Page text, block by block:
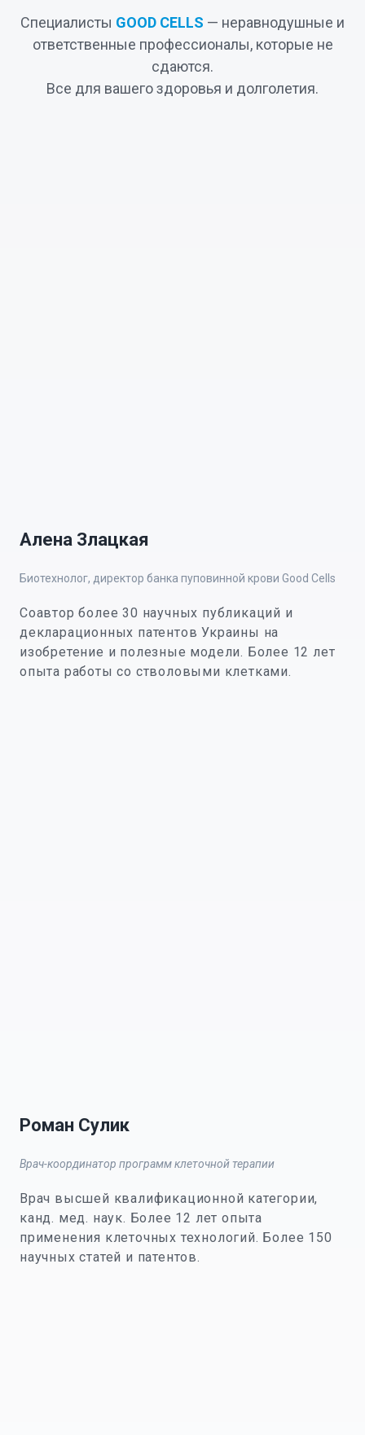
Специалисты GOOD CELLS — неравнодушные и
ответственные профессионалы, которые не
сдаются.
Все для вашего здоровья и долголетия.
Алена Злацкая
Биотехнолог, директор банка пуповинной крови Good Cells
Соавтор более 30 научных публикаций и
декларационных патентов Украины на
изобретение и полезные модели. Более 12 лет
опыта работы со стволовыми клетками.
Роман Сулик
Врач-координатор программ клеточной терапии
Врач высшей квалификационной категории,
канд. мед. наук. Более 12 лет опыта
применения клеточных технологий. Более 150
научных статей и патентов.